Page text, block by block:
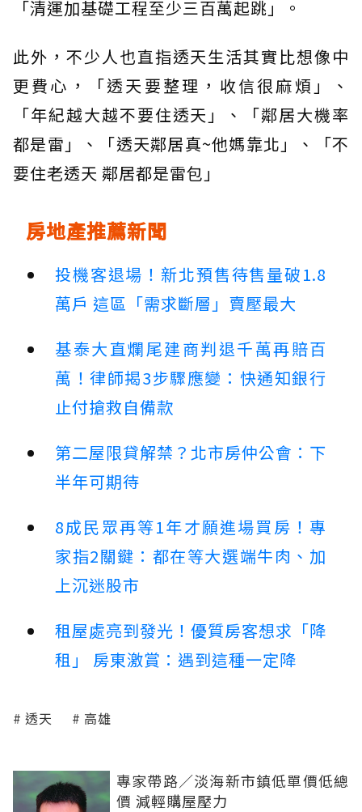
「清運加基礎工程至少三百萬起跳」。
此外，不少人也直指透天生活其實比想像中
更費心，「透天要整理，收信很麻煩」、
「年紀越大越不要住透天」、「鄰居大機率
都是雷」、「透天鄰居真~他媽靠北」、「不
要住老透天 鄰居都是雷包」
房地產推薦新聞
投機客退場！新北預售待售量破1.8
萬戶 這區「需求斷層」賣壓最大
基泰大直爛尾建商判退千萬再賠百
萬！律師揭3步驟應變：快通知銀行
止付搶救自備款
第二屋限貸解禁？北市房仲公會：下
半年可期待
8成民眾再等1年才願進場買房！專
家指2關鍵：都在等大選端牛肉、加
上沉迷股市
租屋處亮到發光！優質房客想求「降
租」 房東激賞：遇到這種一定降
透天 高雄
專家帶路／淡海新市鎮低單價低總
價 減輕購屋壓力